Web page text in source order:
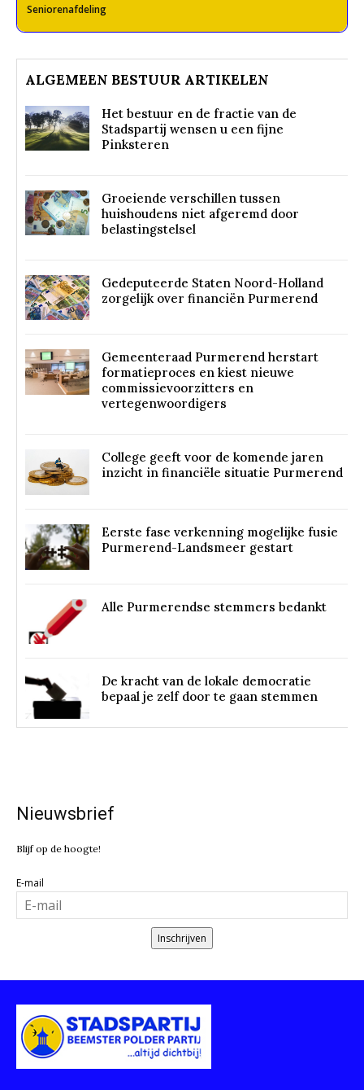
Seniorenafdeling
ALGEMEEN BESTUUR ARTIKELEN
Het bestuur en de fractie van de
Stadspartij wensen u een fijne
Pinksteren
Groeiende verschillen tussen
huishoudens niet afgeremd door
belastingstelsel
Gedeputeerde Staten Noord-Holland
zorgelijk over financiën Purmerend
Gemeenteraad Purmerend herstart
formatieproces en kiest nieuwe
commissievoorzitters en
vertegenwoordigers
College geeft voor de komende jaren
inzicht in financiële situatie Purmerend
Eerste fase verkenning mogelijke fusie
Purmerend-Landsmeer gestart
Alle Purmerendse stemmers bedankt
De kracht van de lokale democratie
bepaal je zelf door te gaan stemmen
Nieuwsbrief
Blijf op de hoogte!
E-mail
Inschrijven